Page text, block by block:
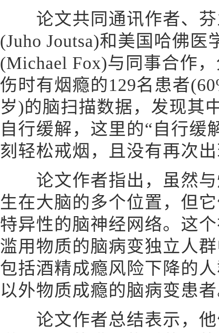
论文共同通讯作者、芬
(Juho Joutsa)和美国哈佛医
(Michael Fox)与同事合作
伤时有烟瘾的129名患者
岁)的脑扫描数据，发现其
自行缓解，这里的“自行缓
刻轻松戒烟，且没有再次
论文作者指出，虽然与
生在大脑的多个位置，但
特异性的脑神经网络。这
滥用物质的脑病变独立人
包括酒精成瘾风险下降的
以外物质成瘾的脑病变患
论文作者总结表示，他